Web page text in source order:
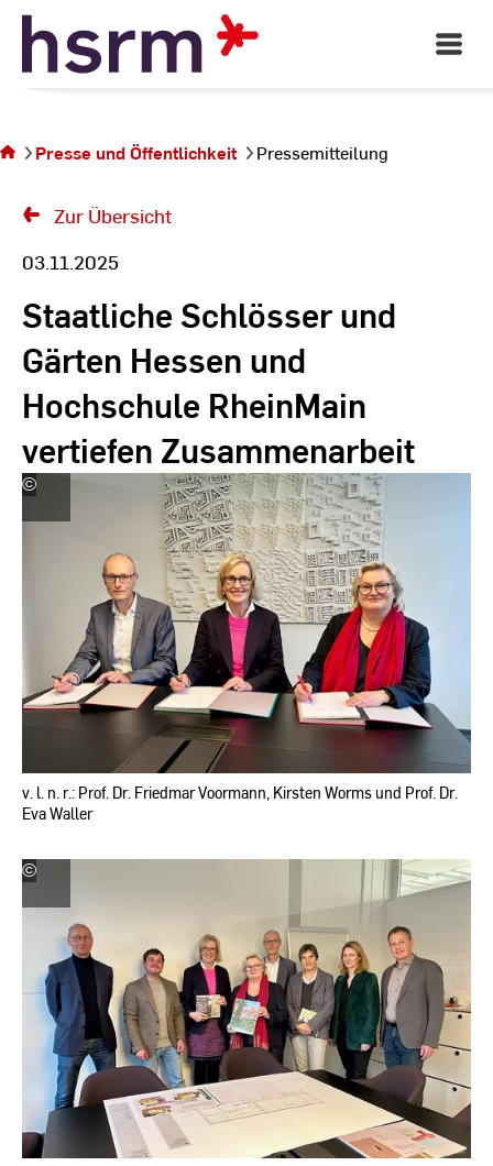
Skip
Content
Open
Main
auf der Seite
Presse und Öffentlichkeit Pressemitteilung
Zur Übersicht
03.11.2025
Staatliche Schlösser und
Gärten Hessen und
Hochschule RheinMain
vertiefen Zusammenarbeit
©
Hochschulkommunikation
RheinMain
v. l. n. r.: Prof. Dr. Friedmar Voormann, Kirsten Worms und Prof. Dr.
Eva Waller
©
Hochschulkommunikation
RheinMain